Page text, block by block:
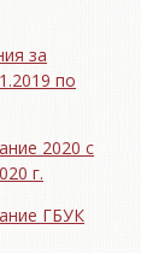
за
по
2020 с
г.
ГБУК